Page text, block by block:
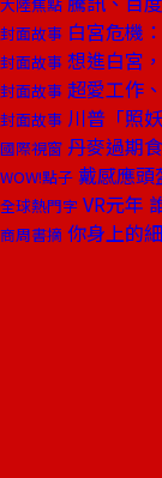
封面故事 白宮危機
封面故事 想進白宮
封面故事 超愛工作
封面故事 川普「照
國際視窗 丹麥過期
WOW!點子 戴感應頭
全球熱門字 VR元年
商周書摘 你身上的